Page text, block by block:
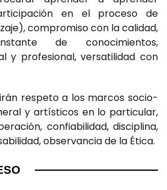
en el proceso de
compromiso con la calidad,
de conocimientos,
y profesional, versatilidad con
respeto a los marcos socio-
y artísticos en lo particular,
confiabilidad, disciplina,
observancia de la Ética.